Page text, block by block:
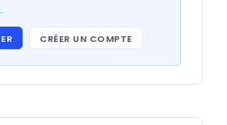
CRÉER UN COMPTE